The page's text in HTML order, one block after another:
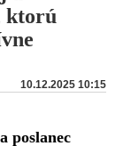
ktorú
10.12.2025 10:15
poslanec